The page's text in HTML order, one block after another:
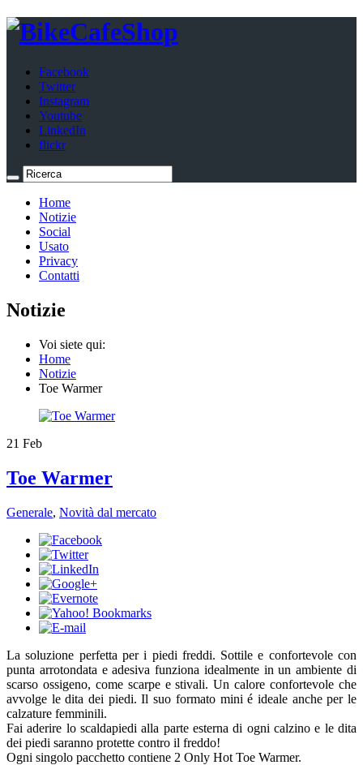
Facebook
Twitter
Instagram
Youtube
LinkedIn
flickr
Home
Notizie
Social
Usato
Privacy
Contatti
Notizie
Voi siete qui:
Home
Notizie
​Toe Warmer
21 Feb
​Toe Warmer
Generale, Novità dal mercato
La soluzione perfetta per i piedi freddi. Sottile e confortevole con
punta arrotondata e adesiva funziona idealmente in un ambiente di
scarso ossigeno, come scarpe e stivali. Un calore confortevole che
avvolge le dita dei piedi. Il suo formato mini é ideale anche per le
calzature femminili.
Fai aderire lo scaldapiedi alla parte esterna di ogni calzino e le dita
dei piedi saranno protette contro il freddo!
Ogni singolo pacchetto contiene 2 Only Hot Toe Warmer.